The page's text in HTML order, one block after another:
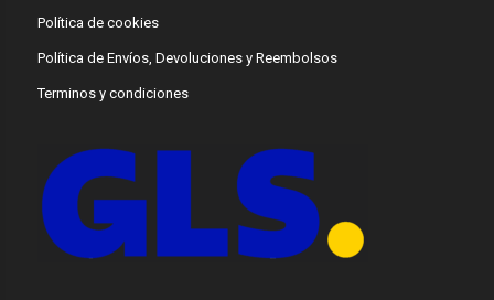
Política de cookies
Política de Envíos, Devoluciones y Reembolsos
Terminos y condiciones